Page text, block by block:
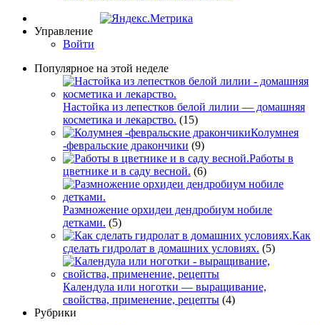
Управление
Войти
Популярное на этой неделе
Настойка из лепестков белой лилии — домашняя
косметика и лекарство. (15)
Колумнея
-февральские дракончики (9)
Работы в
цветнике и в саду весной. (6)
Размножение орхидеи дендробиум нобиле
детками. (5)
Как
сделать гидролат в домашних условиях. (5)
Календула или ноготки — выращивание,
свойства, применение, рецепты (4)
Рубрики